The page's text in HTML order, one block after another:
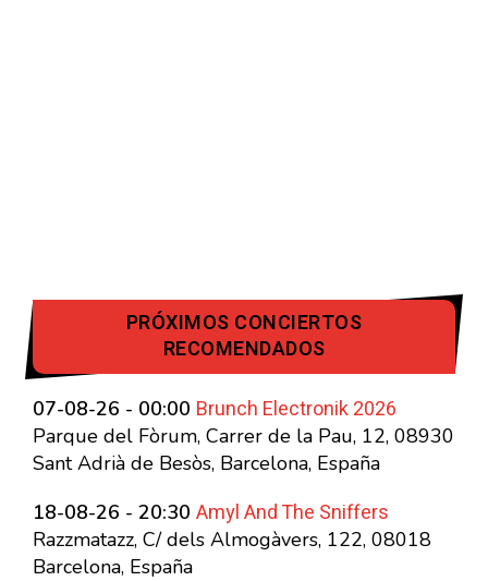
PRÓXIMOS CONCIERTOS
RECOMENDADOS
07-08-26 - 00:00 Brunch Electronik 2026
Parque del Fòrum, Carrer de la Pau, 12, 08930
Sant Adrià de Besòs, Barcelona, España
18-08-26 - 20:30 Amyl And The Sniffers
Razzmatazz, C/ dels Almogàvers, 122, 08018
Barcelona, España